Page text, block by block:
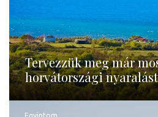
Tervezzük meg már
horvátországi